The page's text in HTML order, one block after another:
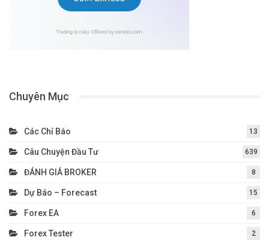
Chuyên Mục
Các Chỉ Báo 13
Câu Chuyện Đầu Tư 639
ĐÁNH GIÁ BROKER 8
Dự Báo – Forecast 15
Forex EA 6
Forex Tester 2